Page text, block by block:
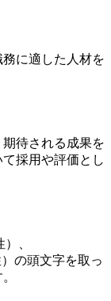
に適した人材を
待される成果を
採用や評価とし
、
の頭文字を取っ